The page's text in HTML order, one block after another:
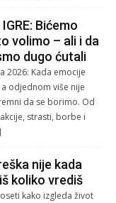
Bićemo
volimo – ali i da
dugo ćutali
2026: Kada emocije
odjednom više nije
da se borimo. Od
strasti, borbe i
nije kada
koliko vrediš
kako izgleda život